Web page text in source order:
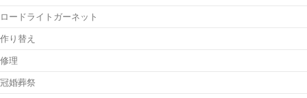
ロードライトガーネット
作り替え
修理
冠婚葬祭